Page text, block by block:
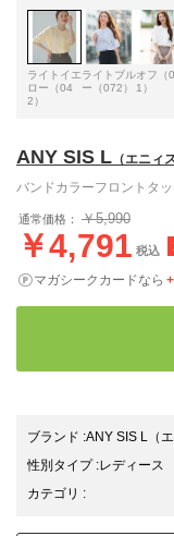
ライトイエ
ロー（04
2）
ライトブル
ー（072）
オフ（
1）
ANY SIS L （エニィ
バンドカラーフロントタ
通常価格： ￥5,990
￥4,791 税込
マガシークカードなら
ブランド :ANY SIS L
（
性別タイプ:レディース
カテゴリ :